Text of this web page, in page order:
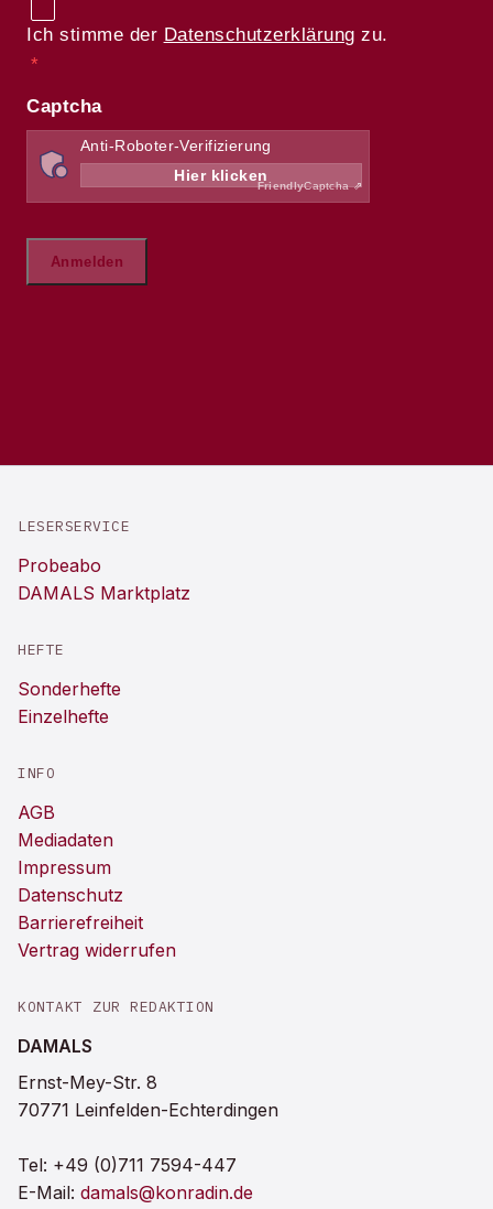
LESERSERVICE
Probeabo
DAMALS Marktplatz
HEFTE
Sonderhefte
Einzelhefte
INFO
AGB
Mediadaten
Impressum
Datenschutz
Barrierefreiheit
Vertrag widerrufen
KONTAKT ZUR REDAKTION
DAMALS
Ernst-Mey-Str. 8
70771 Leinfelden-Echterdingen
Tel: +49 (0)711 7594-447
E-Mail: damals@konradin.de